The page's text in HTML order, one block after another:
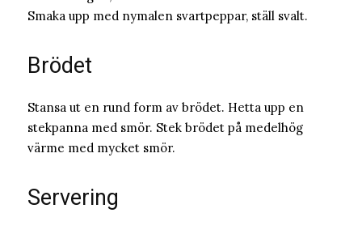
Smaka upp med nymalen svartpeppar, ställ svalt.
Brödet
Stansa ut en rund form av brödet. Hetta upp en
stekpanna med smör. Stek brödet på medelhög
värme med mycket smör.
Servering